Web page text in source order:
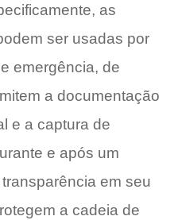
as
ser usadas por
emergência, de
a documentação
e a captura de
e após um
em seu
a cadeia de